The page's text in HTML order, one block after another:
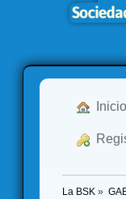
Inicio
La BSK »